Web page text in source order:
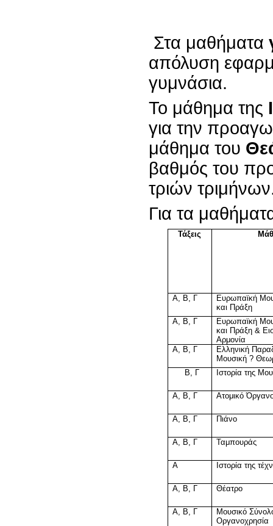
Στα μαθήματα
απόλυση
γυμνάσια.
Το μάθημα της
για την
μάθημα του
βαθμός του
τριών
Για τα
Τάξεις
Α, Β, Γ
Ευρωπαϊκή
και Πράξη
Α, Β, Γ
Ευρωπαϊκή
και Πράξη &
Αρμονία
Α, Β, Γ
Ελληνική
Μουσική ?
Β, Γ
Ιστορία της
Α, Β, Γ Ατομικό
Α, Β, Γ Πιάνο
Α, Β, Γ Ταμπουράς
Α Ιστορία της
Α, Β, Γ Θέατρο
Α, Β, Γ
Μουσικό
Οργανοχρησία